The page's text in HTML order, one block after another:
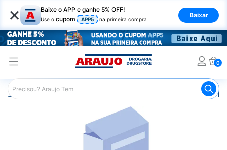
× Baixe o APP e ganhe 5% OFF!
Use o cupom APP5 na primeira compra
Baixar
0
Araujo Medicamentos Remédio